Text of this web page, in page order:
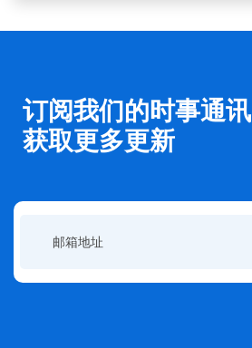
订阅我们的时事通讯
获取更多更新